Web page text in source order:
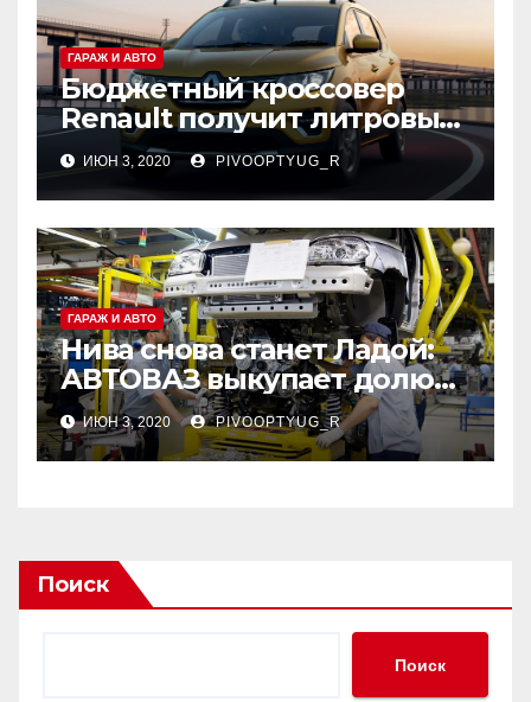
ГАРАЖ И АВТО
Бюджетный кроссовер
Renault получит литровый
трёхцилиндровый
турбомотор
ИЮН 3, 2020 PIVOOPTYUG_R
ГАРАЖ И АВТО
Нива снова станет Ладой:
АВТОВАЗ выкупает долю
американцев в СП GM-
АВТОВАЗ
ИЮН 3, 2020 PIVOOPTYUG_R
Поиск
Поиск